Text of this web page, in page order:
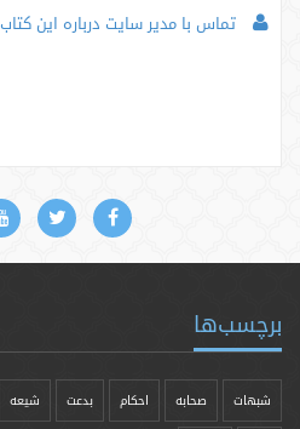
تماس با مدیر سایت درباره این کتاب
برچسب‌ها
شبهات صحابه احکام بدعت شیعه